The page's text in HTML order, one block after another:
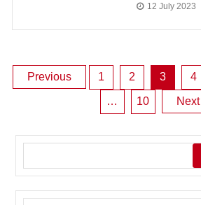
12 July 2023
Posts
pagination
Previous 1 2 3 4
… 10 Next